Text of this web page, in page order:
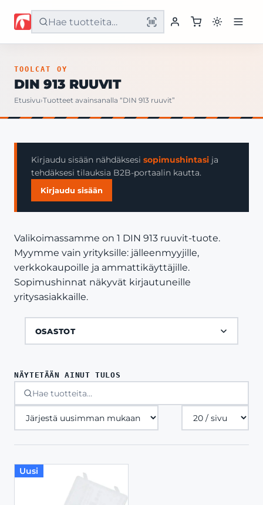
Etusivu
Yritys
Yhteystiedot
TOOLCAT OY
DIN 913 RUUVIT
Etusivu›Tuotteet avainsanalla “DIN 913 ruuvit”
Kirjaudu sisään nähdäksesi sopimushintasi ja
tehdäksesi tilauksia B2B-portaalin kautta.
Kirjaudu sisään
Valikoimassamme on 1 DIN 913 ruuvit-tuote.
Myymme vain yrityksille: jälleenmyyjille,
verkkokaupoille ja ammattikäyttäjille.
Sopimushinnat näkyvät kirjautuneille
yritysasiakkaille.
OSASTOT
NÄYTETÄÄN AINUT TULOS
Tuotteita
sivulla
Uusi